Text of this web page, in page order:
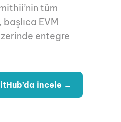
tüm
başlıca EVM
entegre
incele →